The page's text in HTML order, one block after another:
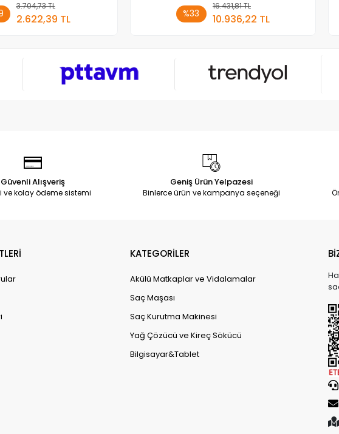
3.704,73 TL
2.622,39 TL
Sepete Ekle
%33
16.431,81 TL
10.936,22 TL
Sepete Ekle
Güvenli Alışveriş
ve kolay ödeme sistemi
Geniş Ürün Yelpazesi
Binlerce ürün ve kampanya seçeneği
KATEGORİLER
Akülü Matkaplar ve Vidalamalar
Saç Maşası
Saç Kurutma Makinesi
Yağ Çözücü ve Kireç Sökücü
Bilgisayar&Tablet